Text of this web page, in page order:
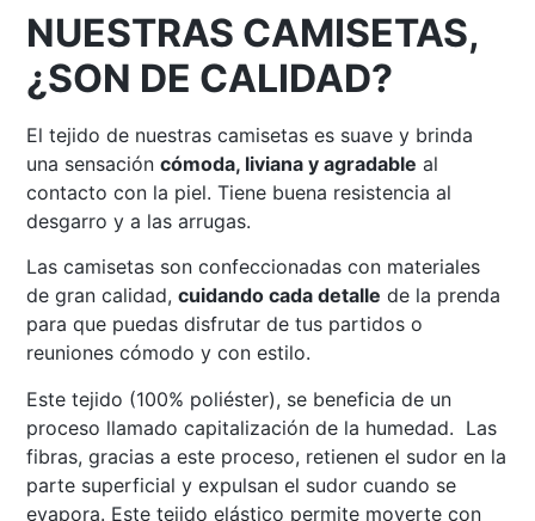
NUESTRAS CAMISETAS,
¿SON DE CALIDAD?
El tejido de nuestras camisetas es suave y brinda
una sensacióncómoda, liviana y agradable al
contacto con la piel. Tiene buena resistencia al
desgarro y a las arrugas.
Las camisetas son confeccionadas con materiales
de gran calidad,cuidando cada detalle de la prenda
para que puedas disfrutar de tus partidos o
reuniones cómodo y con estilo.
Este tejido (100% poliéster), se beneficia de un
proceso llamado capitalización de la humedad. Las
fibras, gracias a este proceso, retienen el sudor en la
parte superficial y expulsan el sudor cuando se
evapora. Este tejido elástico permite moverte con